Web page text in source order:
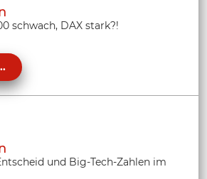
schwach, DAX stark?!
und Big-Tech-Zahlen im